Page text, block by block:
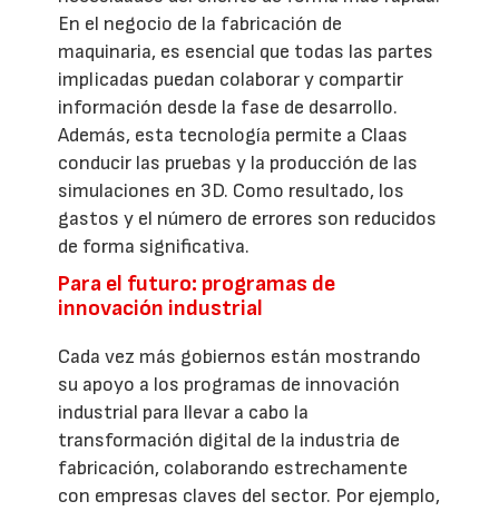
En el negocio de la fabricación de
maquinaria, es esencial que todas las partes
implicadas puedan colaborar y compartir
información desde la fase de desarrollo.
Además, esta tecnología permite a Claas
conducir las pruebas y la producción de las
simulaciones en 3D. Como resultado, los
gastos y el número de errores son reducidos
de forma significativa.
Para el futuro: programas de
innovación industrial
Cada vez más gobiernos están mostrando
su apoyo a los programas de innovación
industrial para llevar a cabo la
transformación digital de la industria de
fabricación, colaborando estrechamente
con empresas claves del sector. Por ejemplo,